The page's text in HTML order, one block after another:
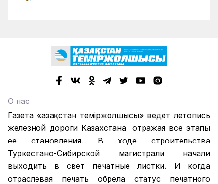
О нас
Газета «Қазақстан теміржолшысы» ведет летопись
железной дороги Казахстана, отражая все этапы
ее становления. В ходе строительства
Туркестано-Сибирской магистрали начали
выходить в свет печатные листки. И когда
отраслевая печать обрела статус печатного